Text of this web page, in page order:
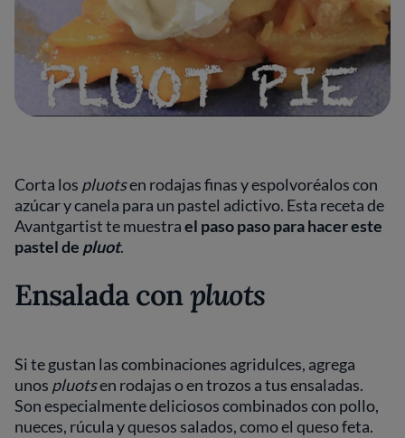
Corta los pluotsen rodajas finas y espolvoréalos con
azúcar y canela para un pastel adictivo. Esta receta de
Avantgartist te muestrael paso paso para hacer este
pastel de pluot.
Ensalada conpluots
Si te gustan las combinaciones agridulces, agrega
unos pluotsen rodajas o en trozos a tus ensaladas.
Son especialmente deliciosos combinados con pollo,
nueces, rúcula y quesos salados, como el queso feta.